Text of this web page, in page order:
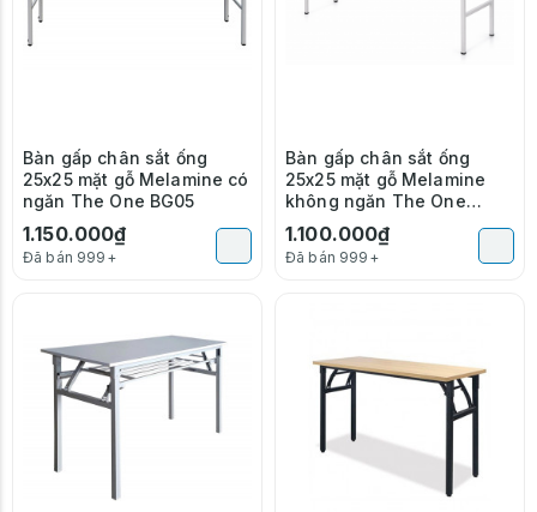
Bàn gấp chân sắt ống
25x25 mặt gỗ Melamine có
ngăn The One BG05
1.150.000₫
Đã bán 999+
Bàn gấp chân sắt ống
25x25 mặt gỗ Melamine
không ngăn The One
BG05
1.100.000₫
Đã bán 999+